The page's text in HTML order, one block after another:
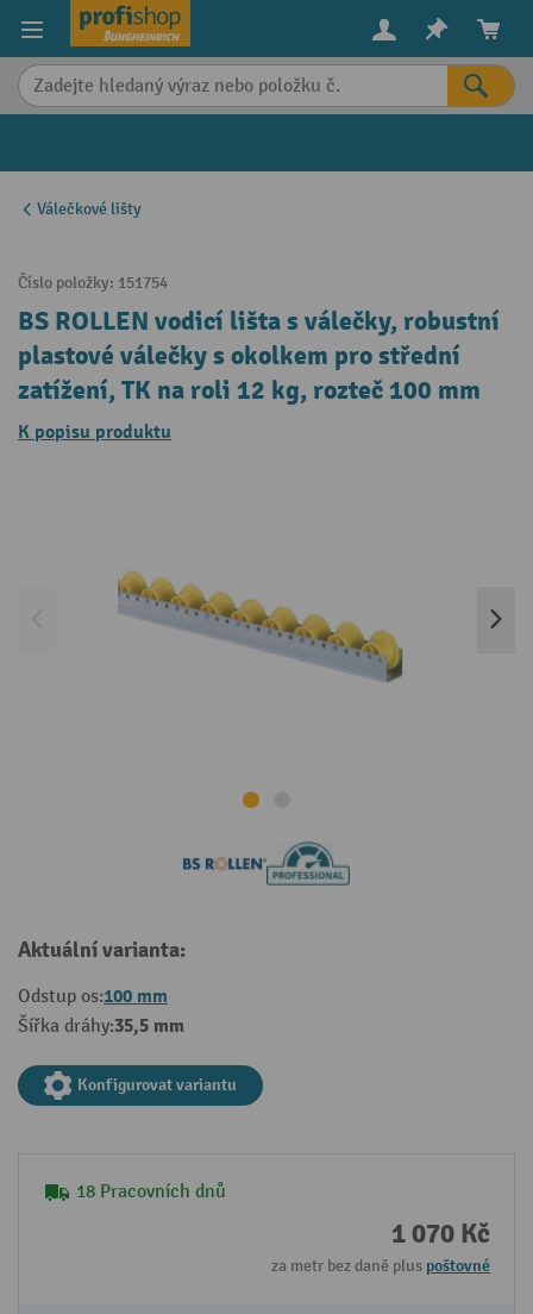
content
Válečkové lišty
Číslo položky: 151754
BS ROLLEN vodicí lišta s válečky, robustní
plastové válečky s okolkem pro střední
zatížení, TK na roli 12 kg, rozteč 100 mm
K popisu produktu
Aktuální varianta:
Odstup os:100 mm
Šířka dráhy:35,5 mm
Konfigurovat variantu
18 Pracovních dnů
1 070 Kč
za metr bez daně plus poštovné